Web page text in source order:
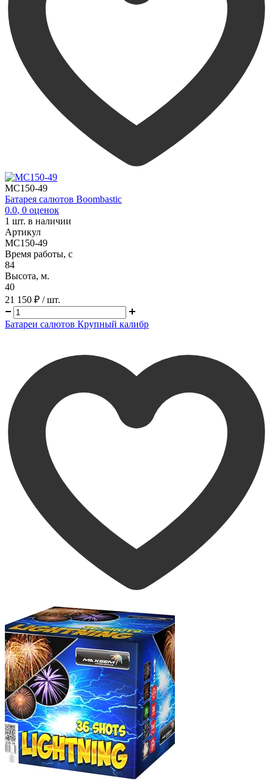
MC150-49
Батарея салютов Boombastic
0.0, 0 оценок
1 шт. в наличии
Артикул
MC150-49
Время работы, с
84
Высота, м.
40
21 150 ₽ / шт.
Батареи салютов Крупный калибр